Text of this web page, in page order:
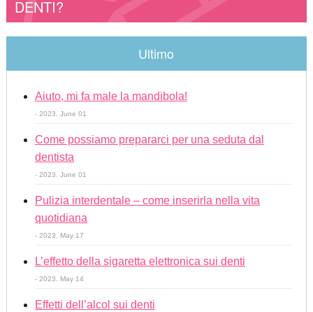
DENTI?
Ultimo
Aiuto, mi fa male la mandibola!
- 2023. June 01
Come possiamo prepararci per una seduta dal
dentista
- 2023. June 01
Pulizia interdentale – come inserirla nella vita
quotidiana
- 2023. May 17
L’effetto della sigaretta elettronica sui denti
- 2023. May 14
Effetti dell’alcol sui denti